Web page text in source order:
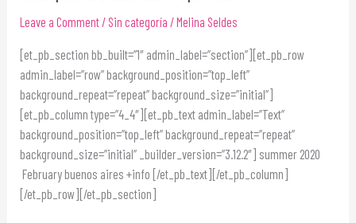
Leave a Comment/ Sin categoría /Melina Seldes
[et_pb_section bb_built=”1″ admin_label=”section”][et_pb_row
admin_label=”row” background_position=”top_left”
background_repeat=”repeat” background_size=”initial”]
[et_pb_column type=”4_4″][et_pb_text admin_label=”Text”
background_position=”top_left” background_repeat=”repeat”
background_size=”initial” _builder_version=”3.12.2″] summer 2020
February buenos aires +info [/et_pb_text][/et_pb_column]
[/et_pb_row][/et_pb_section]
_
open
call